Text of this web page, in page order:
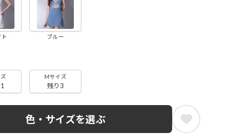
ト ブルー
Mサイズ
残り3
色・サイズを選ぶ